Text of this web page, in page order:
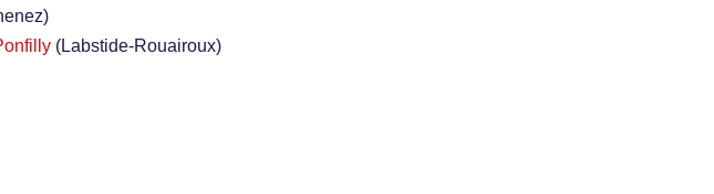
(Labstide-Rouairoux)